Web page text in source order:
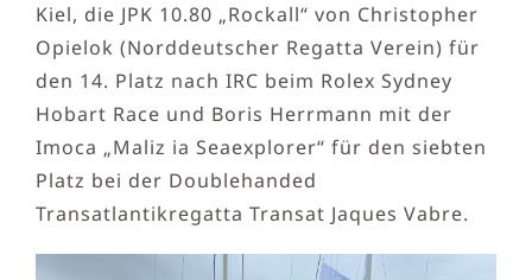
Kiel, die JPK 10.80 „Rockall“ von Christopher
Opielok (Norddeutscher Regatta Verein) für
den 14. Platz nach IRC beim Rolex Sydney
Hobart Race und Boris Herrmann mit der
Imoca „Maliz ia Seaexplorer“ für den siebten
Platz bei der Doublehanded
Transatlantikregatta Transat Jaques Vabre.​